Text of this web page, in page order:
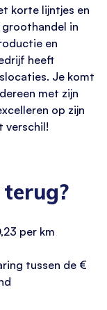
korte lijntjes en
in
en
heeft
Je komt
met zijn
op zijn
verschil!
per km
tussen de €